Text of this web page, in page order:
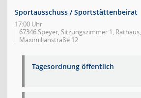
Sportausschuss / Sportstättenbeirat
17:00 Uhr
67346 Speyer, Sitzungszimmer 1, Rathaus,
Maximilianstraße 12
Tagesordnung öffentlich